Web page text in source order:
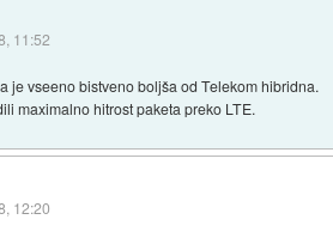
11:52
je vseeno bistveno boljša od Telekom hibridna.
maximalno hitrost paketa preko LTE.
12:20